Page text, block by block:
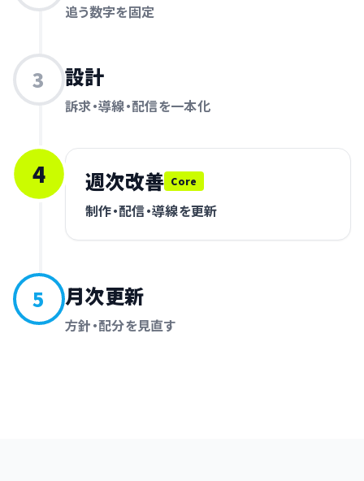
追う数字を固定
3 設計
訴求・導線・配信を一本化
4 週次改善 Core
制作・配信・導線を更新
5 月次更新
方針・配分を見直す